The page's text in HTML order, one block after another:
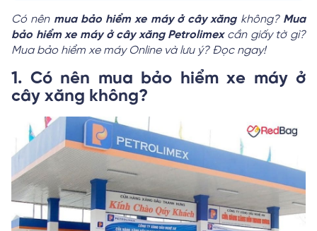
Có nên mua bảo hiểm xe máy ở cây xăng không? Mua
bảo hiểm xe máy ở cây xăng Petrolimexcần giấy tờ gì?
Mua bảo hiểm xe máy Online và lưu ý? Đọc ngay!
1. Có nên mua bảo hiểm xe máy ở
cây xăng không?